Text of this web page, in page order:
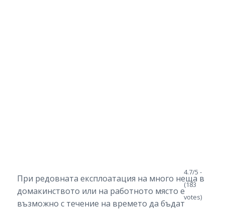
При редовната експлоатация на много неща в
домакинството или на работното място е
възможно с течение на времето да бъдат
4.7/5 -
(183
votes)